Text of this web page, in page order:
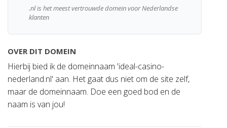
.nl is het meest vertrouwde domein voor Nederlandse
klanten
OVER DIT DOMEIN
Hierbij bied ik de domeinnaam 'ideal-casino-
nederland.nl' aan. Het gaat dus niet om de site zelf,
maar de domeinnaam. Doe een goed bod en de
naam is van jou!